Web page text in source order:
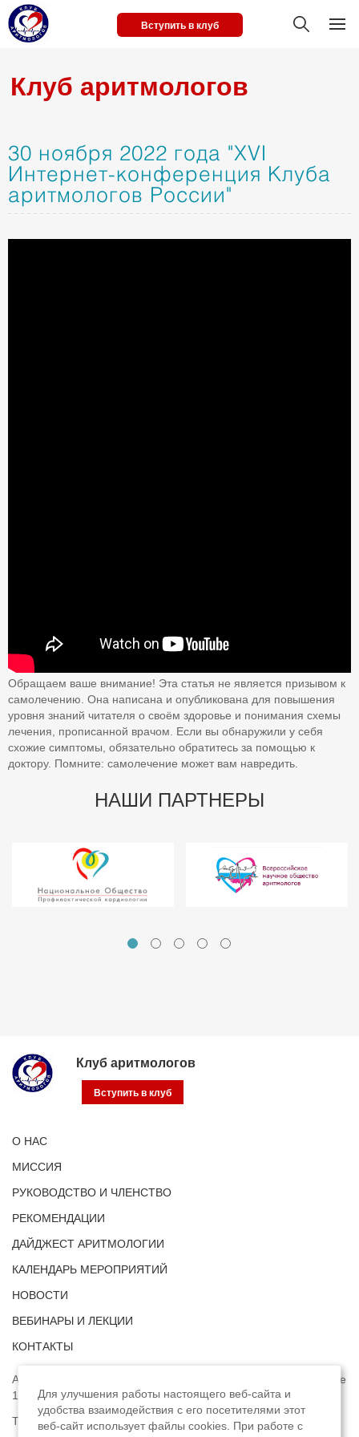
Вступить в клуб
Клуб аритмологов
30 ноября 2022 года "XVI
Интернет-конференция Клуба
аритмологов России"
Обращаем ваше внимание! Эта статья не является призывом к
самолечению. Она написана и опубликована для повышения
уровня знаний читателя о своём здоровье и понимания схемы
лечения, прописанной врачом. Если вы обнаружили у себя
схожие симптомы, обязательно обратитесь за помощью к
доктору. Помните: самолечение может вам навредить.
НАШИ ПАРТНЕРЫ
Клуб аритмологов
Вступить в клуб
О НАС
МИССИЯ
РУКОВОДСТВО И ЧЛЕНСТВО
РЕКОМЕНДАЦИИ
ДАЙДЖЕСТ АРИТМОЛОГИИ
КАЛЕНДАРЬ МЕРОПРИЯТИЙ
НОВОСТИ
ВЕБИНАРЫ И ЛЕКЦИИ
КОНТАКТЫ
Адрес: г. Москва, ул. Профсоюзная, д. 93А, этаж 4, помещение
1, комната 32.
Телефон:
8 (8422) 33-15-88
Для улучшения работы настоящего веб-сайта и
удобства взаимодействия с его посетителями этот
веб-сайт использует файлы cookies. При работе с